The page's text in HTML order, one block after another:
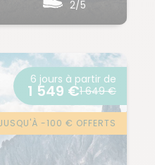
2/5
6 jours à partir de
1 549 €1 649 €
-100 € OFFERTS